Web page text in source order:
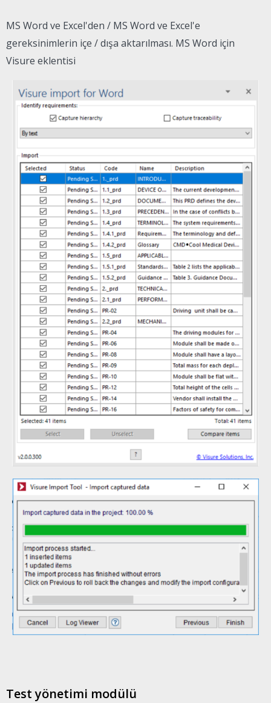
MS Word ve Excel'den / MS Word ve Excel'e
gereksinimlerin içe / dışa aktarılması. MS Word için
Visure eklentisi
Test yönetimi modülü